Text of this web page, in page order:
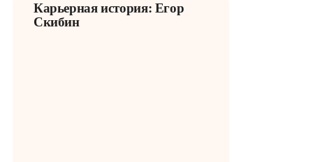
Карьерная история: Егор
Скибин